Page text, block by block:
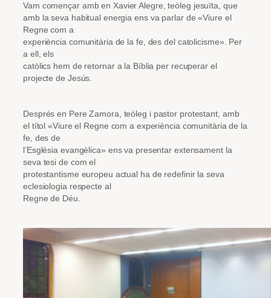
Vam començar amb en Xavier Alegre, teòleg jesuïta, que
amb la seva habitual energia ens va parlar de «Viure el
Regne com a
experiència comunitària de la fe, des del catolicisme». Per
a ell, els
catòlics hem de retornar a la Bíblia per recuperar el
projecte de Jesús.
Després en Pere Zamora, teòleg i pastor protestant, amb
el títol «Viure el Regne com a experiència comunitària de la
fe, des de
l’Església evangèlica» ens va presentar extensament la
seva tesi de com el
protestantisme europeu actual ha de redefinir la seva
eclesiologia respecte al
Regne de Déu.